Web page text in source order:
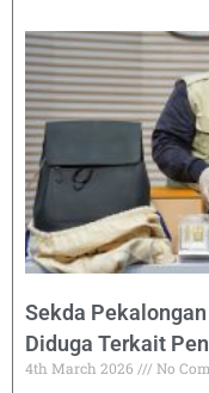
Sekda
Diduga Terkait
4th March 2026
No